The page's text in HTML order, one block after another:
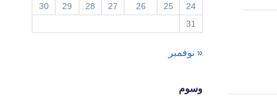
24
25
26
27
28
29
30
31
« نوفمبر
وسوم